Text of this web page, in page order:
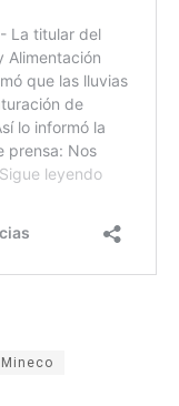
Mineco